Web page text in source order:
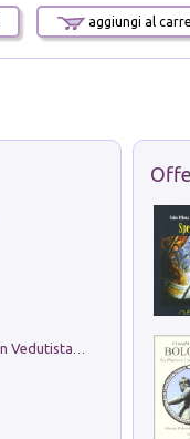
aggiungi al